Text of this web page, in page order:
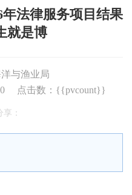
法律服务项目结果
就是博
与渔业局
点击数：{{pvcount}}
享：